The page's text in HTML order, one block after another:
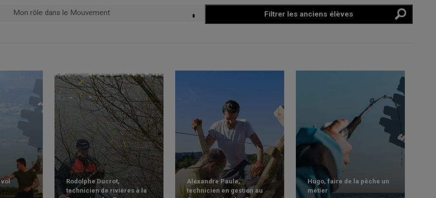
Filtrer les anciens élèves
vol
Rodolphe Ducrot,
technicien de rivières à la
Alexandre Paule,
technicien en gestion au
Hugo, faire de la pêche un
métier